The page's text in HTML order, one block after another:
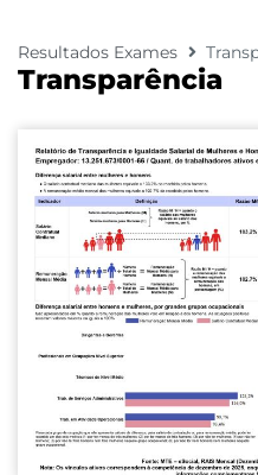
Resultados Exames
Transparência